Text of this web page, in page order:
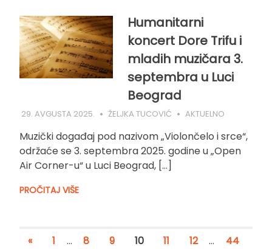
Humanitarni
koncert Dore Trifu i
mladih muzičara 3.
septembra u Luci
Beograd
29. AVGUSTA 2025. ŽELJKA TUCOVIĆ AKTUELNO
Muzički događaj pod nazivom „Violončelo i srce“,
održaće se 3. septembra 2025. godine u „Open
Air Corner-u“ u Luci Beograd, […]
PROČITAJ VIŠE
« 1 … 8 9 10 11 12 …
44